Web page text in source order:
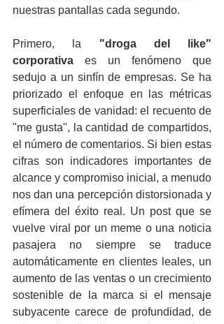
nuestras pantallas cada segundo.
Primero, la "droga del like"
corporativa es un fenómeno que
sedujo a un sinfín de empresas. Se ha
priorizado el enfoque en las métricas
superficiales de vanidad: el recuento de
"me gusta", la cantidad de compartidos,
el número de comentarios. Si bien estas
cifras son indicadores importantes de
alcance y compromiso inicial, a menudo
nos dan una percepción distorsionada y
efímera del éxito real. Un post que se
vuelve viral por un meme o una noticia
pasajera no siempre se traduce
automáticamente en clientes leales, un
aumento de las ventas o un crecimiento
sostenible de la marca si el mensaje
subyacente carece de profundidad, de